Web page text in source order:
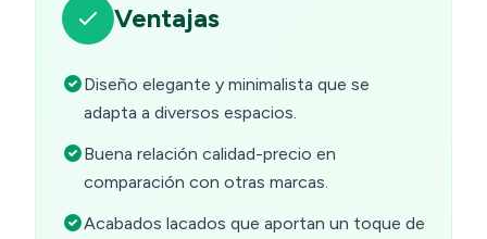
Ventajas
Diseño elegante y minimalista que se
adapta a diversos espacios.
Buena relación calidad-precio en
comparación con otras marcas.
Acabados lacados que aportan un toque de